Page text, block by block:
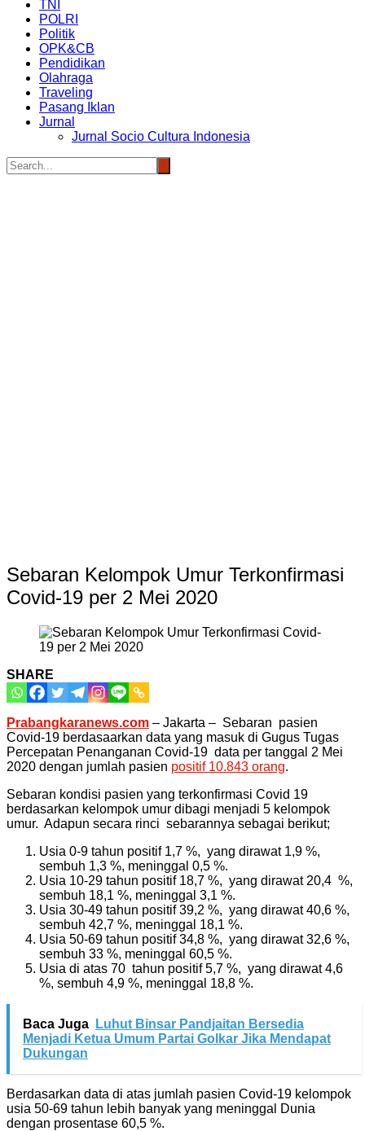
TNI
POLRI
Politik
OPK&CB
Pendidikan
Olahraga
Traveling
Pasang Iklan
Jurnal
Jurnal Socio Cultura Indonesia
Sebaran Kelompok Umur Terkonfirmasi
Covid-19 per 2 Mei 2020
SHARE
Prabangkaranews.com – Jakarta – Sebaran pasien
Covid-19 berdasaarkan data yang masuk di Gugus Tugas
Percepatan Penanganan Covid-19 data per tanggal 2 Mei
2020 dengan jumlah pasien positif 10.843 orang.
Sebaran kondisi pasien yang terkonfirmasi Covid 19
berdasarkan kelompok umur dibagi menjadi 5 kelompok
umur. Adapun secara rinci sebarannya sebagai berikut;
Usia 0-9 tahun positif 1,7 %, yang dirawat 1,9 %,
sembuh 1,3 %, meninggal 0,5 %.
Usia 10-29 tahun positif 18,7 %, yang dirawat 20,4 %,
sembuh 18,1 %, meninggal 3,1 %.
Usia 30-49 tahun positif 39,2 %, yang dirawat 40,6 %,
sembuh 42,7 %, meninggal 18,1 %.
Usia 50-69 tahun positif 34,8 %, yang dirawat 32,6 %,
sembuh 33 %, meninggal 60,5 %.
Usia di atas 70 tahun positif 5,7 %, yang dirawat 4,6
%, sembuh 4,9 %, meninggal 18,8 %.
Baca Juga
Luhut Binsar Pandjaitan Bersedia
Menjadi Ketua Umum Partai Golkar Jika Mendapat
Dukungan
Berdasarkan data di atas jumlah pasien Covid-19 kelompok
usia 50-69 tahun lebih banyak yang meninggal Dunia
dengan prosentase 60,5 %.